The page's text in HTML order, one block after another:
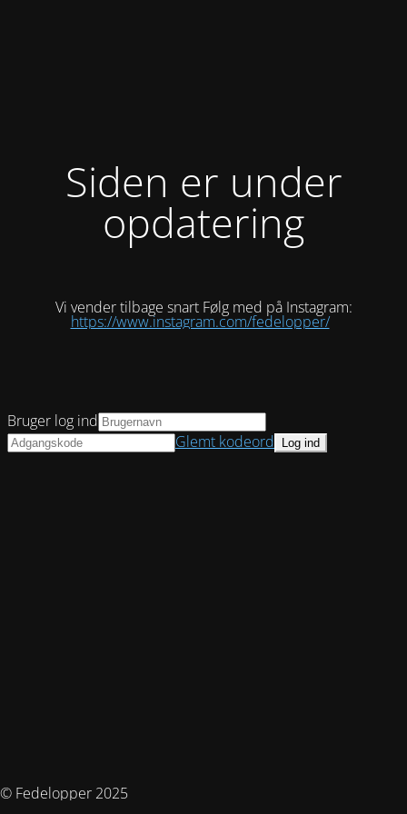
Siden er under
opdatering
Vi vender tilbage snart Følg med på Instagram:
https://www.instagram.com/fedelopper/
© Fedelopper 2025
Bruger log ind
Glemt kodeord